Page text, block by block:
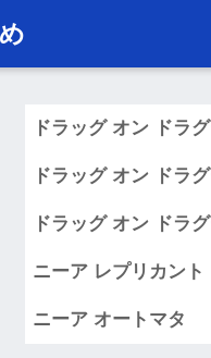
ドラッグ オン ドラ
ドラッグ オン ドラ
ドラッグ オン ドラ
ニーア レプリカント
ニーア オートマタ